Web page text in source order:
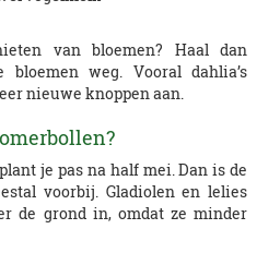
van bloemen? Haal dan
bloemen weg. Vooral dahlia’s
nieuwe knoppen aan.
je pas na half mei. Dan is de
voorbij. Gladiolen en lelies
de grond in, omdat ze minder